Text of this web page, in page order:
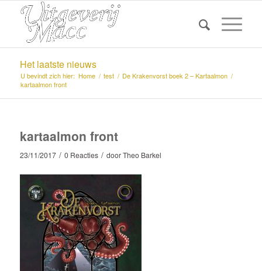
Het laatste nieuws
U bevindt zich hier: Home / test / De Krakenvorst boek 2 – Kartaalmon /
kartaalmon front
kartaalmon front
23/11/2017 / 0 Reacties / doorTheo Barkel